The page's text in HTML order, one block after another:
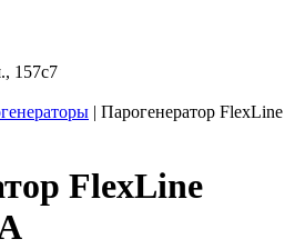
157с7
| Парогенератор FlexLine
FlexLine